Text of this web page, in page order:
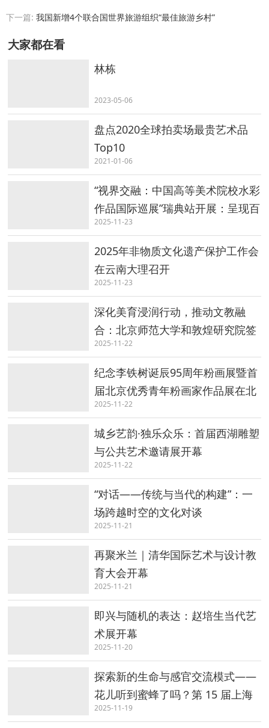
下一篇: 我国新增4个联合国世界旅游组织“最佳旅游乡村”
大家都在看
林栋
2023-05-06
盘点2020全球拍卖场最贵艺术品
Top10
2021-01-06
“视界交融：中国高等美术院校水彩
作品国际巡展”瑞典站开展：呈现百
年中国水彩的当代嬗变
2025-11-23
2025年非物质文化遗产保护工作会
在云南大理召开
2025-11-23
深化美育浸润行动，推动文教融
合：北京师范大学和敦煌研究院签
署合作协议
2025-11-22
纪念李铁树诞辰95周年粉画展暨首
届北京优秀青年粉画家作品展在北
京开幕
2025-11-22
城乡艺韵·独乐众乐：首届西湖雕塑
与公共艺术邀请展开幕
2025-11-22
“对话——传统与当代的构建”：一
场跨越时空的文化对谈
2025-11-21
再聚米兰｜清华国际艺术与设计教
育大会开幕
2025-11-21
即兴与随机的表达：赵培生当代艺
术展开幕
2025-11-20
探索新的生命与感官交流模式——
花儿听到蜜蜂了吗？第 15 届上海
双年展开幕
2025-11-19